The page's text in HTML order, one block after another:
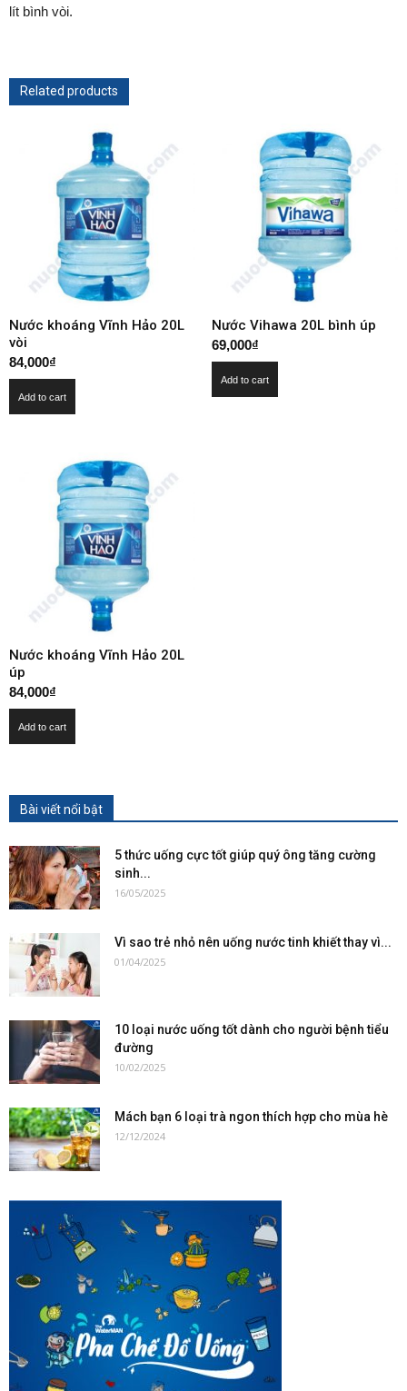
lít bình vòi.
Related products
Nước khoáng Vĩnh Hảo 20L
vòi
84,000₫
Add to cart
Nước Vihawa 20L bình úp
69,000₫
Add to cart
Nước khoáng Vĩnh Hảo 20L
úp
84,000₫
Add to cart
Bài viết nổi bật
5 thức uống cực tốt giúp quý ông tăng cường
sinh...
16/05/2025
Vì sao trẻ nhỏ nên uống nước tinh khiết thay vì...
01/04/2025
10 loại nước uống tốt dành cho người bệnh tiểu
đường
10/02/2025
Mách bạn 6 loại trà ngon thích hợp cho mùa hè
12/12/2024